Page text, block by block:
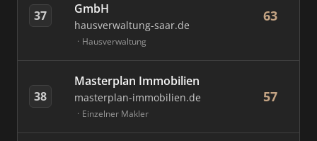
37
GmbH
hausverwaltung-saar.de
Hausverwaltung
63
38
Masterplan Immobilien
masterplan-immobilien.de
Einzelner Makler
57